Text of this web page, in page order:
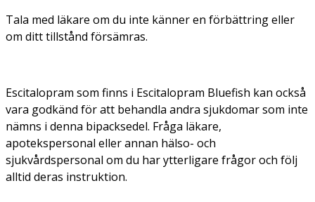
Tala med läkare om du inte känner en förbättring eller
om ditt tillstånd försämras.
Escitalopram som finns i Escitalopram Bluefish kan också
vara godkänd för att behandla andra sjukdomar som inte
nämns i denna bipacksedel. Fråga läkare,
apotekspersonal eller annan hälso- och
sjukvårdspersonal om du har ytterligare frågor och följ
alltid deras instruktion.